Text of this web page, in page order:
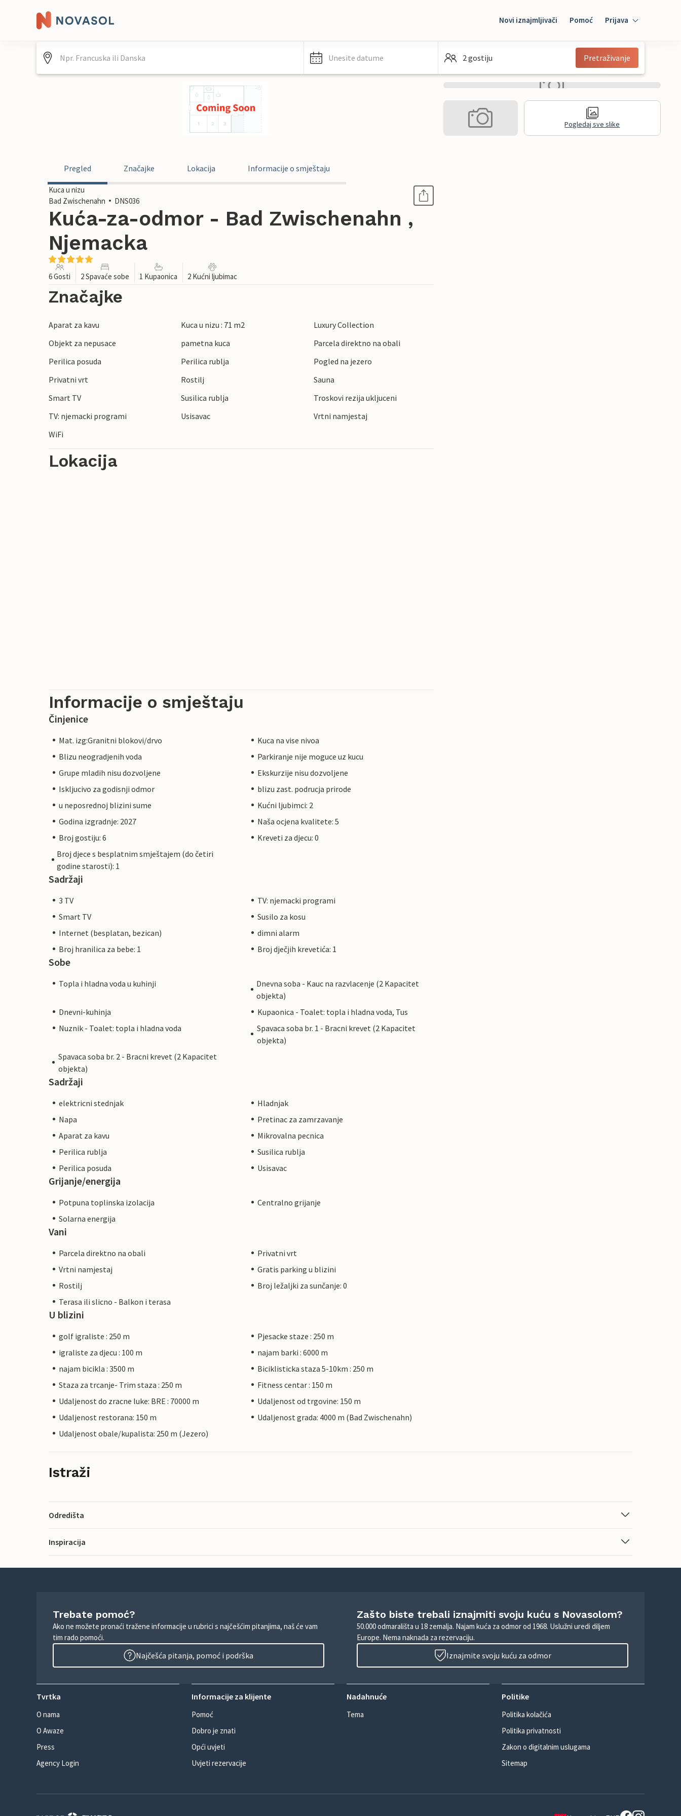
Novi iznajmljivači Pomoć Prijava
Mybooking
Unesite datume 2 gostiju Pretraživanje
Pogledaj sve slike
Pregled Značajke Lokacija Informacije o smještaju
Kuca u nizu
Bad Zwischenahn
DNS036
Kuća-za-odmor - Bad Zwischenahn ,
Njemacka
6 Gosti 2 Spavaće sobe 1 Kupaonica 2 Kućni ljubimac
Značajke
Aparat za kavu Kuca u nizu : 71 m2
Luxury Collection
Objekt za nepusace
pametna kuca
Parcela direktno na obali
Perilica posuda
Perilica rublja
Pogled na jezero
Privatni vrt
Rostilj
Sauna
Smart TV
Susilica rublja
Troskovi rezija ukljuceni
TV: njemacki programi
Usisavac
Vrtni namjestaj
WiFi
Lokacija
Informacije o smještaju
Činjenice
Mat. izg:Granitni blokovi/drvo
Kuca na vise nivoa
Blizu neogradjenih voda
Parkiranje nije moguce uz kucu
Grupe mladih nisu dozvoljene
Ekskurzije nisu dozvoljene
Iskljucivo za godisnji odmor
blizu zast. podrucja prirode
u neposrednoj blizini sume
Kućni ljubimci: 2
Godina izgradnje: 2027
Naša ocjena kvalitete: 5
Broj gostiju: 6
Kreveti za djecu: 0
Broj djece s besplatnim smještajem (do četiri
godine starosti): 1
Sadržaji
3 TV
TV: njemacki programi
Smart TV
Susilo za kosu
Internet (besplatan, bezican)
dimni alarm
Broj hranilica za bebe: 1
Broj dječjih krevetića: 1
Sobe
Topla i hladna voda u kuhinji
Dnevna soba - Kauc na razvlacenje (2 Kapacitet
objekta)
Dnevni-kuhinja
Kupaonica - Toalet: topla i hladna voda, Tus
Nuznik - Toalet: topla i hladna voda
Spavaca soba br. 1 - Bracni krevet (2 Kapacitet
objekta)
Spavaca soba br. 2 - Bracni krevet (2 Kapacitet
objekta)
Sadržaji
elektricni stednjak
Hladnjak
Napa
Pretinac za zamrzavanje
Aparat za kavu
Mikrovalna pecnica
Perilica rublja
Susilica rublja
Perilica posuda
Usisavac
Grijanje/energija
Potpuna toplinska izolacija
Centralno grijanje
Solarna energija
Vani
Parcela direktno na obali
Privatni vrt
Vrtni namjestaj
Gratis parking u blizini
Rostilj
Broj ležaljki za sunčanje: 0
Terasa ili slicno - Balkon i terasa
U blizini
golf igraliste : 250 m
Pjesacke staze : 250 m
igraliste za djecu : 100 m
najam barki : 6000 m
najam bicikla : 3500 m
Biciklisticka staza 5-10km : 250 m
Staza za trcanje- Trim staza : 250 m
Fitness centar : 150 m
Udaljenost do zracne luke: BRE : 70000 m
Udaljenost od trgovine: 150 m
Udaljenost restorana: 150 m
Udaljenost grada: 4000 m (Bad Zwischenahn)
Udaljenost obale/kupalista: 250 m (Jezero)
Istraži
Odredišta
Inspiracija
Trebate pomoć?
Ako ne možete pronaći tražene informacije u rubrici s najčešćim pitanjima, naš će vam
tim rado pomoći.
Najčešća pitanja, pomoć i podrška
Zašto biste trebali iznajmiti svoju kuću s Novasolom?
50.000 odmarališta u 18 zemalja. Najam kuća za odmor od 1968. Uslužni uredi diljem
Europe. Nema naknada za rezervaciju.
Iznajmite svoju kuću za odmor
Tvrtka
O nama
O Awaze
Press
Agency Login
Informacije za klijente
Pomoć
Dobro je znati
Opći uvjeti
Uvjeti rezervacije
Nadahnuće
Tema
Politike
Politika kolačića
Politika privatnosti
Zakon o digitalnim uslugama
Sitemap